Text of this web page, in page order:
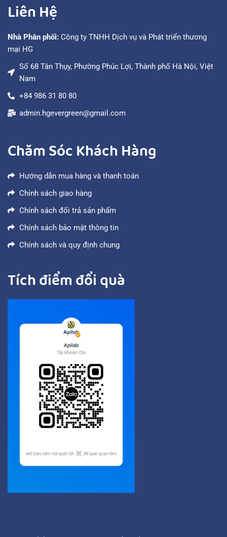
Liên Hệ
Nhà Phân phối: Công ty TNHH Dịch vụ và Phát triển thương
mại HG
Số 68 Tân Thụy, Phường Phúc Lợi, Thành phố Hà Nội, Việt
Nam
+84 986 31 80 80
admin.hgevergreen@gmail.com
Chăm Sóc Khách Hàng
Hướng dẫn mua hàng và thanh toán
Chính sách giao hàng
Chính sách đổi trả sản phẩm
Chính sách bảo mật thông tin
Chính sách và quy định chung
Tích điểm đổi quà